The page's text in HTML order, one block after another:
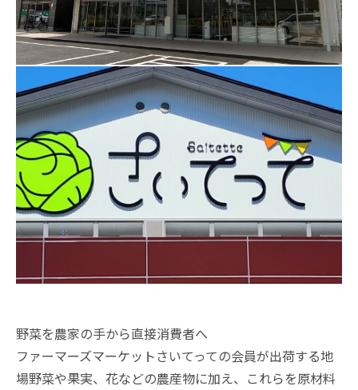
野菜を農家の手から直接消費者へ
ファーマーズマーケットさいてっての会員が出荷する地
場野菜や果実、花などの農産物に加え、 これらを原材料